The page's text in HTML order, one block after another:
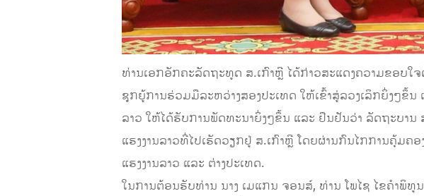
ທ່ານເອກອັກຄະລັດຖະທູດ ສ.ເກົາຫຼີ ໄດ້ກ່າວສະແດງຄວາມຂອບໃ
ຊຸກຍູ້ການຮ່ວມມືລະຫວ່າງສອງປະເທດ ໃຫ້ເຂົ້າສູ່ລວງເລິກຍິ່ງໆຂຶ້
ລາວ ໃຫ້ໄດ້ຮັບການພັດທະນາຍິ່ງໆຂຶ້ນ ແລະ ຢືນຢັນວ່າ ລັດຖະບາ
ແຮງງານລາວທີ່ໄປເຮັດວຽກຢູ່ ສ.ເກົາຫຼີ ໂດຍຜ່ານກົນໄກການຄຸ້ມ
ແຮງງານລາວ ແລະ ຕ່າງປະເທດ.
ໃນການຕ້ອນຮັບທ່ານ ນາງ ເມແກນ ຈອນສ໌, ທ່ານ ໂພໄຊ ໄຂຄຳ